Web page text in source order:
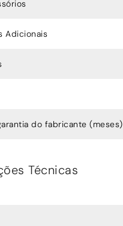
Adicionais
do fabricante (meses)
Técnicas